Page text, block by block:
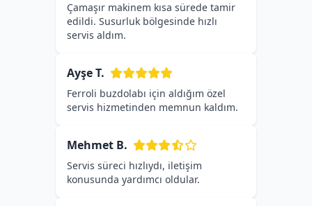
Çamaşır makinem kısa sürede tamir
edildi. Susurluk bölgesinde hızlı
servis aldım.
Ayşe T.
Ferroli buzdolabı için aldığım özel
servis hizmetinden memnun kaldım.
Mehmet B.
Servis süreci hızlıydı, iletişim
konusunda yardımcı oldular.